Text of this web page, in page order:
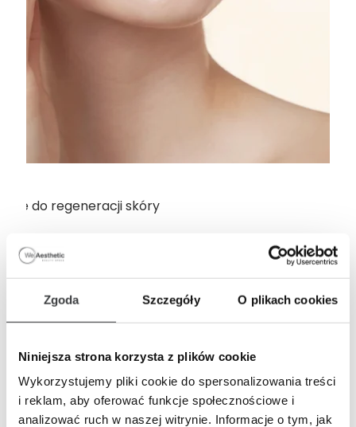
Zgoda Szczegóły O plikach cookies
Niniejsza strona korzysta z plików cookie
Wykorzystujemy pliki cookie do spersonalizowania treści
i reklam, aby oferować funkcje społecznościowe i
analizować ruch w naszej witrynie. Informacje o tym, jak
do regeneracji skóry